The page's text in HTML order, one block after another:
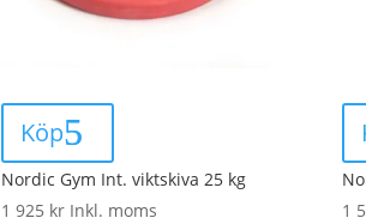
Köp
Nordic Gym Int. viktskiva 25 kg
1 925 kr Inkl. moms
1